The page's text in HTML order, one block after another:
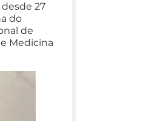
27
do
de
Medicina